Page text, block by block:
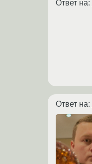
Ответ на:
Ответ на: